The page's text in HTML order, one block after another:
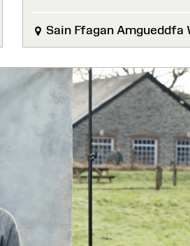
Sain Ffagan Amgueddfa